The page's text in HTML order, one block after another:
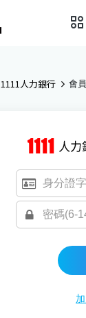
1111人力銀行 會